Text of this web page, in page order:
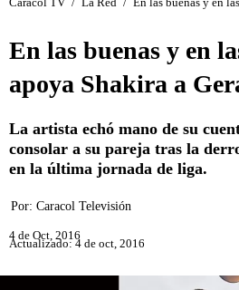
En las buenas y en
apoya Shakira a
La artista echó mano de su
consolar a su pareja tras la
en la última jornada de liga.
Por: Caracol Televisión
4 de Oct, 2016
Actualizado: 4 de oct, 2016